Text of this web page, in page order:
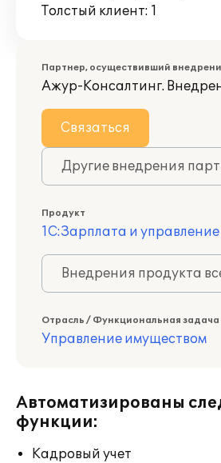
Толстый клиент: 1
Партнер, осуществивший
Ажур-Консалтинг.
Связаться
Другие внедрения
Продукт
1С:Зарплата и
Внедрения продукта
Отрасль / Функциональная задача
Управление имуществом
Автоматизированы
функции:
Кадровый учет